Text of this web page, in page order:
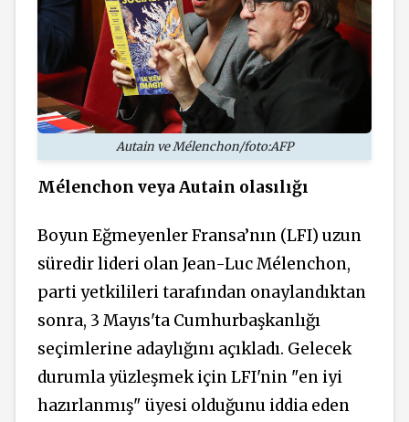
Autain ve Mélenchon/foto:AFP
Mélenchon veya Autain olasılığı
Boyun Eğmeyenler Fransa’nın (LFI) uzun
süredir lideri olan Jean-Luc Mélenchon,
parti yetkilileri tarafından onaylandıktan
sonra, 3 Mayıs'ta Cumhurbaşkanlığı
seçimlerine adaylığını açıkladı. Gelecek
durumla yüzleşmek için LFI'nin "en iyi
hazırlanmış" üyesi olduğunu iddia eden